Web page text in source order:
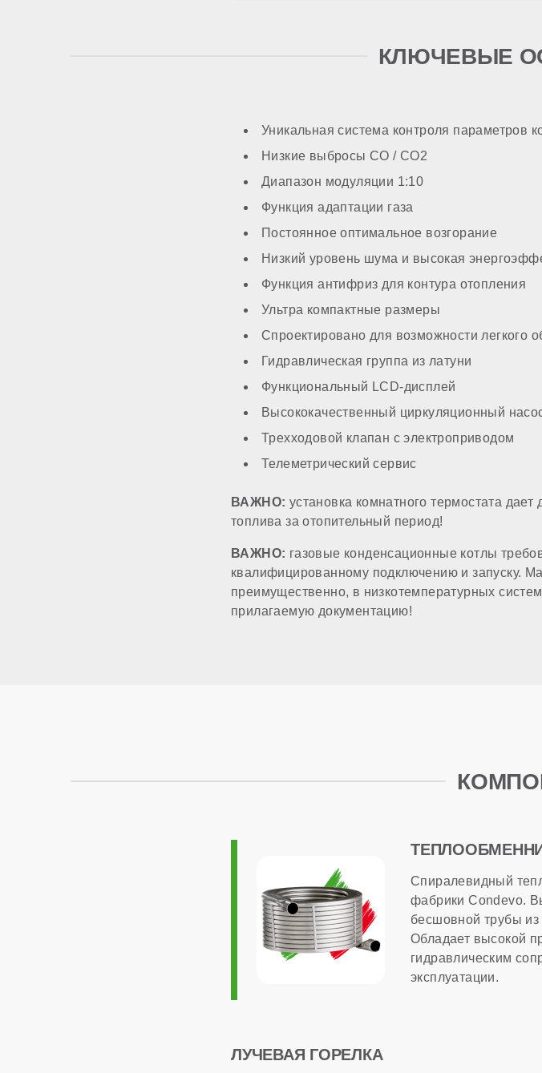
МОНТАЖ И НАСТРОЙКА
Топливо
Работа на сжиженном газе
Способ монтажа
Камера сгорания
Диаметр дымохода
Напряжение электропитания
Возможность подключения комнатного
Страна производства
Расчетный срок службы
КЛЮЧЕВЫЕ
Уникальная система контроля параметров
Низкие выбросы СО / СО2
Диапазон модуляции 1:10
Функция адаптации газа
Постоянное оптимальное возгорание
Низкий уровень шума и высокая
Функция антифриз для контура отопления
Ультра компактные размеры
Спроектировано для возможности легкого
Гидравлическая группа из латуни
Функциональный LCD-дисплей
Высококачественный циркуляционный
Трехходовой клапан с электроприводом
Телеметрический сервис
ВАЖНО: установка комнатного термостата
топлива за отопительный период!
ВАЖНО: газовые конденсационные котлы
квалифицированному подключению и запуску.
преимущественно, в низкотемпературных
прилагаемую документацию!
Спиралевидный
фабрики Condevo.
бесшовной трубы
Обладает высокой
гидравлическим
эксплуатации.
ЛУЧЕВАЯ ГОРЕЛКА